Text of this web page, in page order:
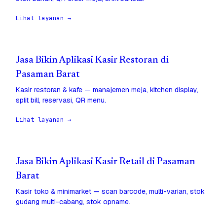
Lihat layanan →
Jasa Bikin Aplikasi Kasir Restoran di
Pasaman Barat
Kasir restoran & kafe — manajemen meja, kitchen display,
split bill, reservasi, QR menu.
Lihat layanan →
Jasa Bikin Aplikasi Kasir Retail di Pasaman
Barat
Kasir toko & minimarket — scan barcode, multi-varian, stok
gudang multi-cabang, stok opname.